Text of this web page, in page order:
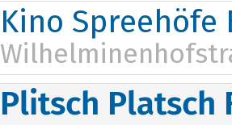
Kino Spreehöfe
20:00
Plitsch Platsch